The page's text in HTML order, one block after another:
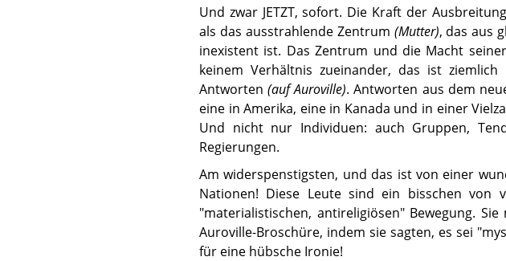
Und zwar JETZT, sofort. Die Kraft der
als das ausstrahlende Zentrum (Mutter), das aus
inexistent ist. Das Zentrum und die Macht
keinem Verhältnis zueinander, das ist
Antworten (auf Auroville). Antworten aus dem
eine in Amerika, eine in Kanada und in einer
Und nicht nur Individuen: auch Gruppen,
Regierungen.
Am widerspenstigsten, und das ist von einer
Nationen! Diese Leute sind ein bisschen von
"materialistischen, antireligiösen" Bewegung.
Auroville-Broschüre, indem sie sagten, es sei
für eine hübsche Ironie!